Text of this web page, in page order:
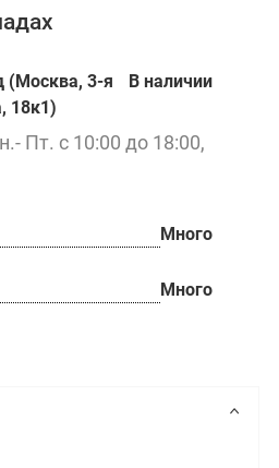
(Москва, 3-я
18к1)
В наличии
Пт. с 10:00 до 18:00,
Много
Много